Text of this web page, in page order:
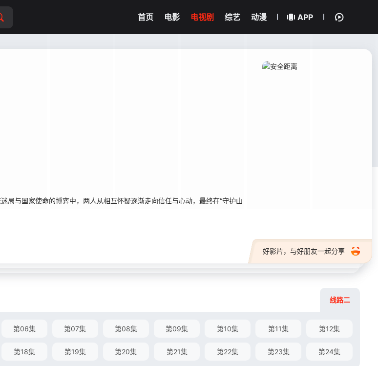
首页 电影 电视剧 综艺 动漫 APP
与国家使命的博弈中，两人从相互怀疑逐渐走向信任与心动，最终在“守护山
好影片，与好朋友一起分享
线路二
第06集 第07集 第08集 第09集 第10集 第11集 第12集
第18集 第19集 第20集 第21集 第22集 第23集 第24集